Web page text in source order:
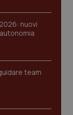
nuovi
team